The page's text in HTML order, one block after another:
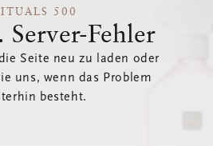
500
Fehler
Seite neu zu laden oder
uns, wenn das Problem
besteht.